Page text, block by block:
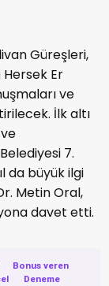
Güreşleri,
Hersek Er
ve
İlk altı
7.
da büyük ilgi
Metin Oral,
davet etti.
·
Bonus veren
·
Deneme